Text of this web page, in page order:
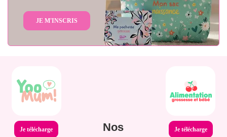
JE M'INSCRIS
Je télécharge
Nos
Je télécharge